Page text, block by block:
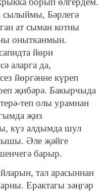
сылыймы, Бәрлегә
ат сыман котны
онытканмын.
йөри
аларга да,
йөргәнне күреп
җибәрә. Бакырчыда
теп олы урамнан
җиз
күз алдымда шул
Әле җәйге
барыр.
тал арасыннан
Ерактагы зәңгәр